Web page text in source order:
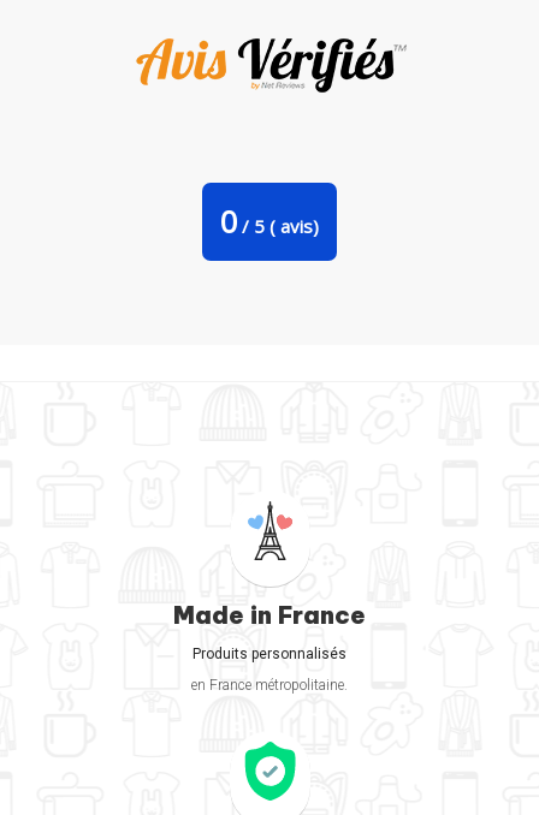
0 / 5 ( avis)
Made in France
Produits personnalisés
en France métropolitaine.